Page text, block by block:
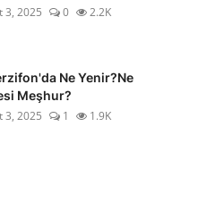
3, 2025 0 2.2K
Ne Yenir?Ne
Meşhur?
3, 2025 1 1.9K